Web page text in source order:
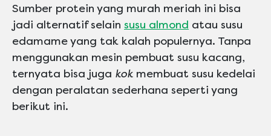
Sumber protein yang murah meriah ini bisa
jadi alternatif selain susu almond atau susu
edamame yang tak kalah populernya. Tanpa
menggunakan mesin pembuat susu kacang,
ternyata bisa juga kok membuat susu kedelai
dengan peralatan sederhana seperti yang
berikut ini.